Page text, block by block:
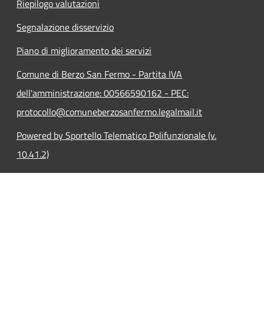
Riepilogo valutazioni
Segnalazione disservizio
Piano di miglioramento dei servizi
Comune di Berzo San Fermo - Partita IVA
dell'amministrazione: 00566590162 - PEC:
protocollo@comuneberzosanfermo.legalmail.it
Powered by Sportello Telematico Polifunzionale (v.
10.41.2)